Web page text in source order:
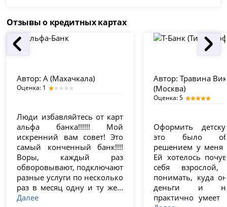
Отзывы о кредитных картах
Автор: А (Махачкала)
Оценка: 1
Люди избавляйтесь от карт
альфа банка!!!!!! Мой
искренний вам совет! Это
самый конченный банк!!!!
Воры, каждый раз
обворовывают, подключают
разные услуги по несколько
раз в месяц одну и ту же...
Далее
Автор: Травина
(Москва)
Оценка: 5
Оформить
это было
решением у меня
Ей хотелось
себя
понимать, куда
деньги и
практично умеет